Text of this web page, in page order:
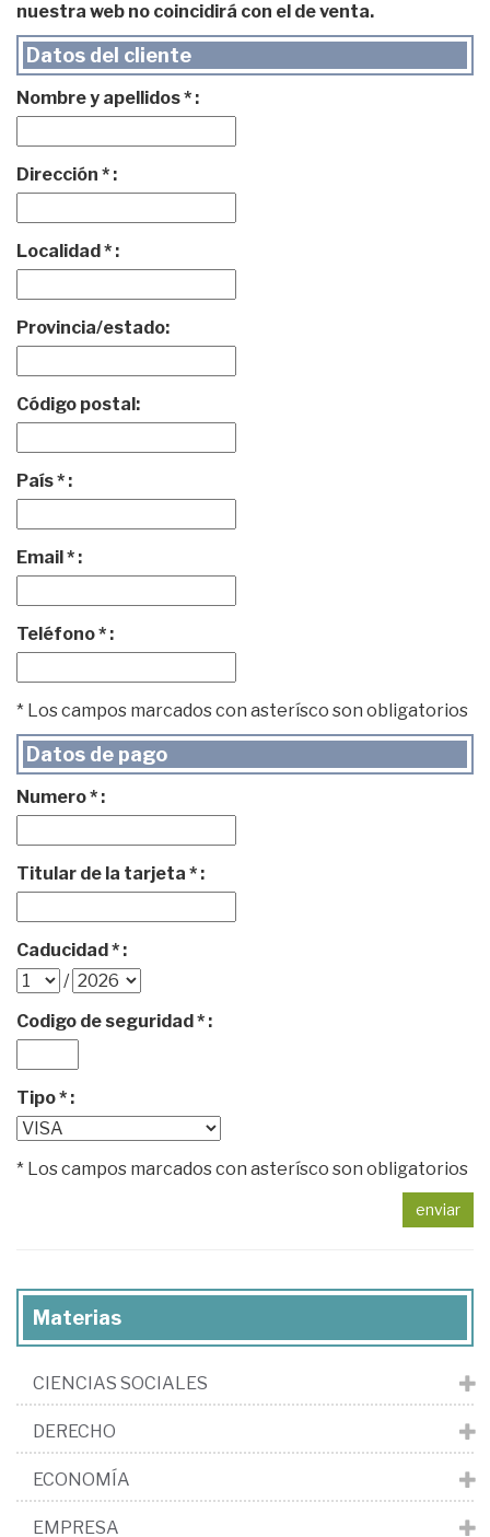
nuestra web no coincidirá con el de venta.
Datos del cliente
Nombre y apellidos * :
Dirección * :
Localidad * :
Provincia/estado:
Código postal:
País * :
Email * :
Teléfono * :
* Los campos marcados con asterísco son obligatorios
Datos de pago
Numero * :
Titular de la tarjeta * :
Caducidad * :
/
Codigo de seguridad * :
Tipo * :
* Los campos marcados con asterísco son obligatorios
enviar
Materias
CIENCIAS SOCIALES
DERECHO
ECONOMÍA
EMPRESA